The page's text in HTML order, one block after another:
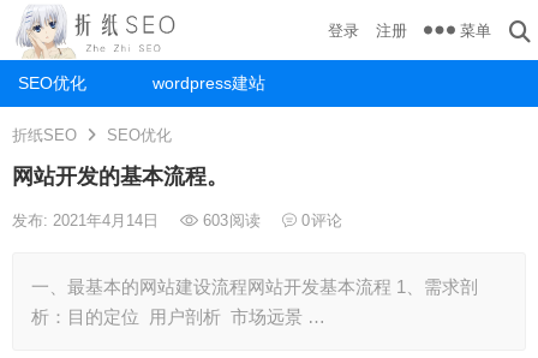
SEO优化 wordpress建站
登录 注册 菜单
折纸SEO SEO优化
网站开发的基本流程。
发布: 2021年4月14日 603阅读 0评论
一、最基本的网站建设流程网站开发基本流程 1、需求剖
析：目的定位 用户剖析 市场远景 …